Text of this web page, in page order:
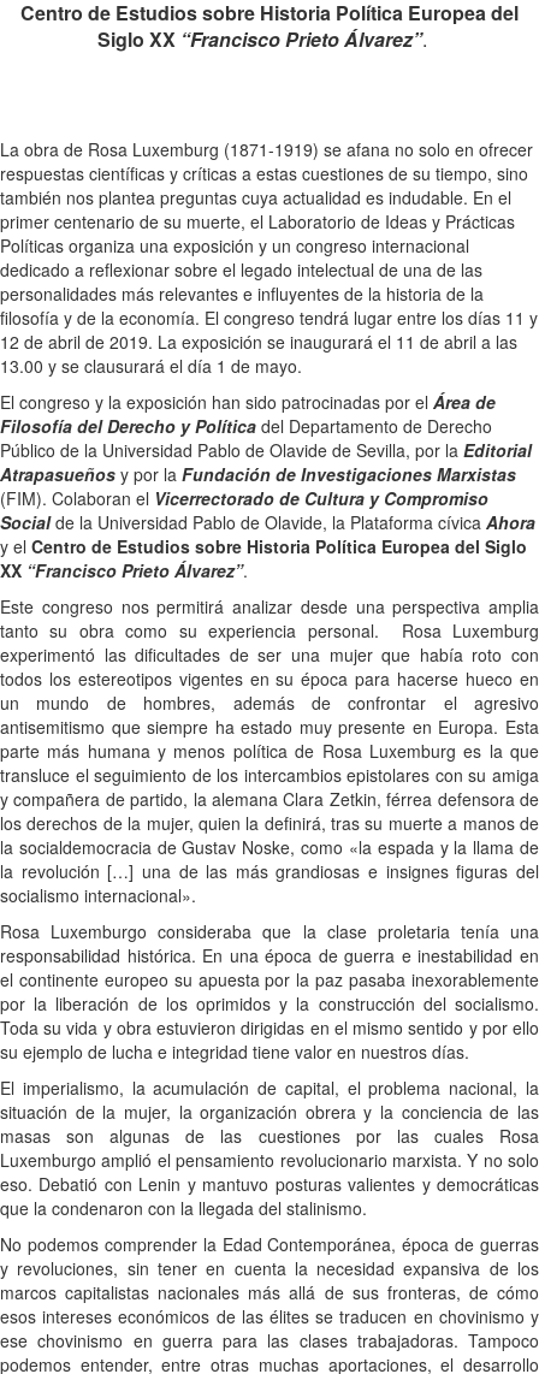
Centro de Estudios sobre Historia Política Europea del
Siglo XX “Francisco Prieto Álvarez”.
La obra de Rosa Luxemburg (1871-1919) se afana no solo en ofrecer
respuestas científicas y críticas a estas cuestiones de su tiempo, sino
también nos plantea preguntas cuya actualidad es indudable. En el
primer centenario de su muerte, el Laboratorio de Ideas y Prácticas
Políticas organiza una exposición y un congreso internacional
dedicado a reflexionar sobre el legado intelectual de una de las
personalidades más relevantes e influyentes de la historia de la
filosofía y de la economía. El congreso tendrá lugar entre los días 11 y
12 de abril de 2019. La exposición se inaugurará el 11 de abril a las
13.00 y se clausurará el día 1 de mayo.
El congreso y la exposición han sido patrocinadas por el Área de
Filosofía del Derecho y Política del Departamento de Derecho
Público de la Universidad Pablo de Olavide de Sevilla, por la Editorial
Atrapasueños y por la Fundación de Investigaciones Marxistas
(FIM). Colaboran el Vicerrectorado de Cultura y Compromiso
Socialde la Universidad Pablo de Olavide, la Plataforma cívica Ahora
y el Centro de Estudios sobre Historia Política Europea del Siglo
XX “Francisco Prieto Álvarez”.
Este congreso nos permitirá analizar desde una perspectiva amplia
tanto su obra como su experiencia personal. Rosa Luxemburg
experimentó las dificultades de ser una mujer que había roto con
todos los estereotipos vigentes en su época para hacerse hueco en
un mundo de hombres, además de confrontar el agresivo
antisemitismo que siempre ha estado muy presente en Europa. Esta
parte más humana y menos política de Rosa Luxemburg es la que
transluce el seguimiento de los intercambios epistolares con su amiga
y compañera de partido, la alemana Clara Zetkin, férrea defensora de
los derechos de la mujer, quien la definirá, tras su muerte a manos de
la socialdemocracia de Gustav Noske, como «la espada y la llama de
la revolución […] una de las más grandiosas e insignes figuras del
socialismo internacional».
Rosa Luxemburgo consideraba que la clase proletaria tenía una
responsabilidad histórica. En una época de guerra e inestabilidad en
el continente europeo su apuesta por la paz pasaba inexorablemente
por la liberación de los oprimidos y la construcción del socialismo.
Toda su vida y obra estuvieron dirigidas en el mismo sentido y por ello
su ejemplo de lucha e integridad tiene valor en nuestros días.
El imperialismo, la acumulación de capital, el problema nacional, la
situación de la mujer, la organización obrera y la conciencia de las
masas son algunas de las cuestiones por las cuales Rosa
Luxemburgo amplió el pensamiento revolucionario marxista. Y no solo
eso. Debatió con Lenin y mantuvo posturas valientes y democráticas
que la condenaron con la llegada del stalinismo.
No podemos comprender la Edad Contemporánea, época de guerras
y revoluciones, sin tener en cuenta la necesidad expansiva de los
marcos capitalistas nacionales más allá de sus fronteras, de cómo
esos intereses económicos de las élites se traducen en chovinismo y
ese chovinismo en guerra para las clases trabajadoras. Tampoco
podemos entender, entre otras muchas aportaciones, el desarrollo